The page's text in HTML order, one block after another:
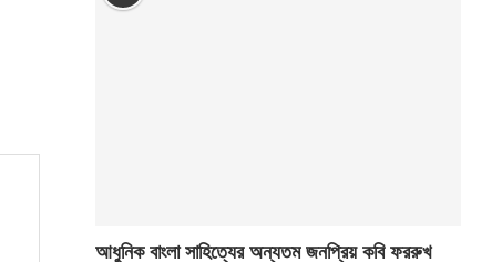
আধুনিক বাংলা সাহিত্যের অন্যতম জনপ্রিয় কবি ফররুখ